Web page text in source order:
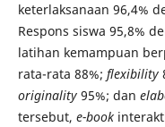
keterlaksanaan 96,4%
Respons siswa 95,8%
latihan kemampuan
rata-rata 88%; flexibility
originality95%; dan
tersebut, e-book